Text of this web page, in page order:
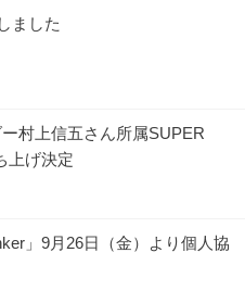
ました
村上信五さん所属SUPER
上げ決定
」9月26日（金）より個人協